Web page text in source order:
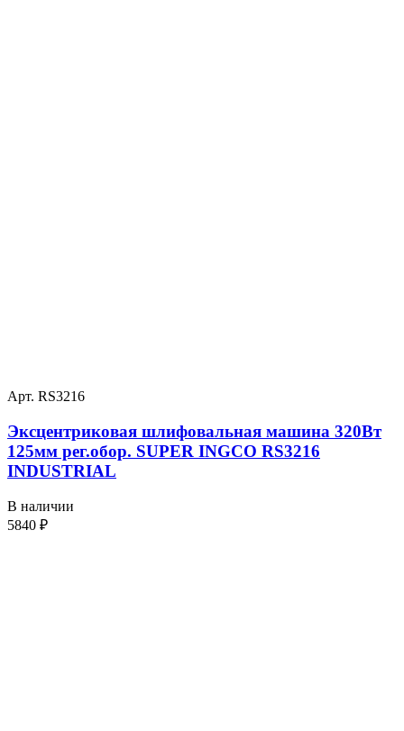
Арт. RS3216
Эксцентриковая шлифовальная машина 320Вт
125мм рег.обор. SUPER INGCO RS3216
INDUSTRIAL
В наличии
5840 ₽